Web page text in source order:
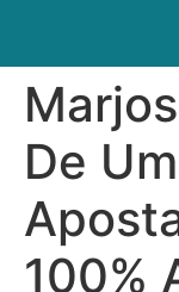
De
100%